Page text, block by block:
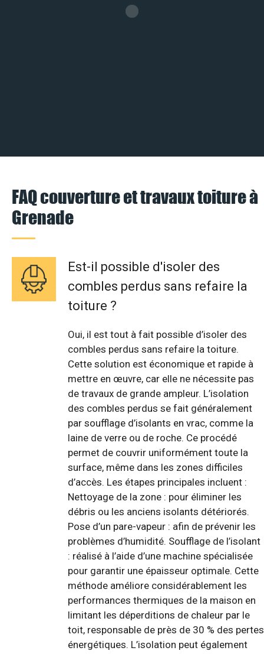
FAQ couverture et travaux toiture à
Grenade
Est-il possible d'isoler des
combles perdus sans refaire la
toiture ?
Oui, il est tout à fait possible d’isoler des
combles perdus sans refaire la toiture.
Cette solution est économique et rapide à
mettre en œuvre, car elle ne nécessite pas
de travaux de grande ampleur. L’isolation
des combles perdus se fait généralement
par soufflage d’isolants en vrac, comme la
laine de verre ou de roche. Ce procédé
permet de couvrir uniformément toute la
surface, même dans les zones difficiles
d’accès. Les étapes principales incluent :
Nettoyage de la zone : pour éliminer les
débris ou les anciens isolants détériorés.
Pose d’un pare-vapeur : afin de prévenir les
problèmes d’humidité. Soufflage de l’isolant
: réalisé à l’aide d’une machine spécialisée
pour garantir une épaisseur optimale. Cette
méthode améliore considérablement les
performances thermiques de la maison en
limitant les déperditions de chaleur par le
toit, responsable de près de 30 % des pertes
énergétiques. L’isolation peut également